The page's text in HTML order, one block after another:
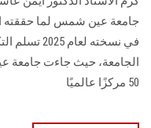
في نسخته
50 مركزًا عالميًا